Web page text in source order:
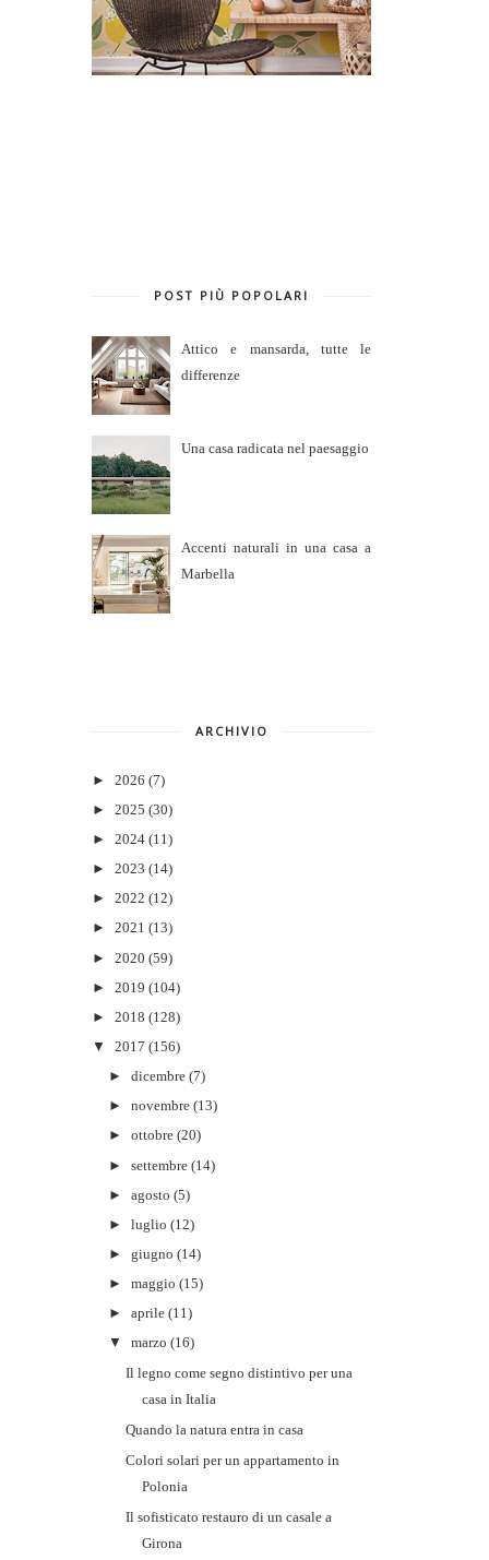
POST PIÙ POPOLARI
Attico e mansarda, tutte le
differenze
Una casa radicata nel paesaggio
Accenti naturali in una casa a
Marbella
ARCHIVIO
► 2026 (7)
► 2025 (30)
► 2024 (11)
► 2023 (14)
► 2022 (12)
► 2021 (13)
► 2020 (59)
► 2019 (104)
► 2018 (128)
▼
2017 (156)
►dicembre (7)
►novembre (13)
►ottobre (20)
►settembre (14)
►agosto (5)
►luglio (12)
►giugno (14)
►maggio (15)
►aprile (11)
▼
marzo (16)
Il legno come segno distintivo per una
casa in Italia
Quando la natura entra in casa
Colori solari per un appartamento in
Polonia
Il sofisticato restauro di un casale a
Girona